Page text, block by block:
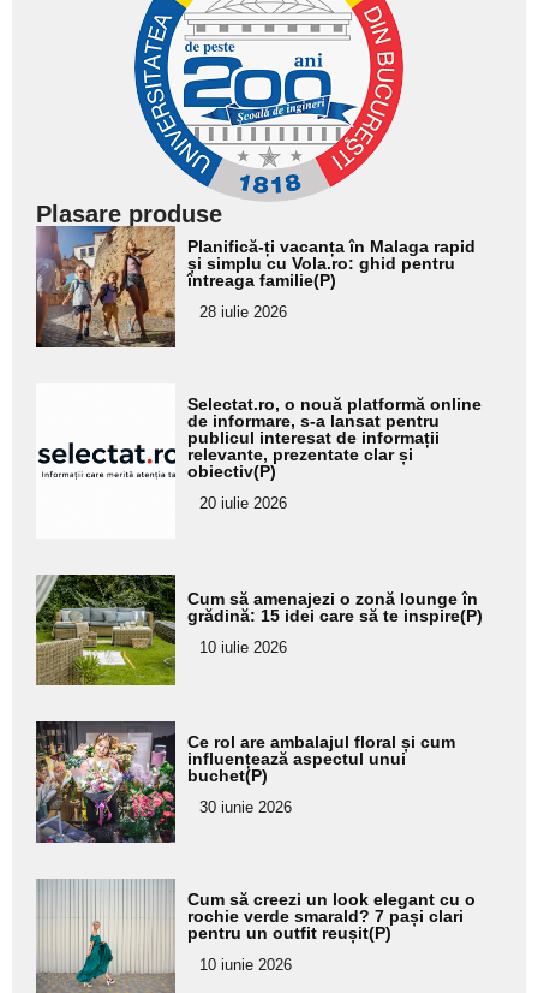
Plasare produse
Adaugă
aici textul
pentru
subtitlu
Planifică-ți vacanța în Malaga rapid
și simplu cu Vola.ro: ghid pentru
întreaga familie(P)
28 iulie 2026
pentru
subtitlu
Selectat.ro, o nouă platformă online
de informare, s-a lansat pentru
publicul interesat de informații
relevante, prezentate clar și
obiectiv(P)
20 iulie 2026
Adaugă
aici textul
pentru
subtitlu
Cum să amenajezi o zonă lounge în
grădină: 15 idei care să te inspire(P)
10 iulie 2026
Adaugă
aici textul
pentru
subtitlu
Ce rol are ambalajul floral și cum
influențează aspectul unui
buchet(P)
30 iunie 2026
Adaugă
aici textul
pentru
subtitlu
Cum să creezi un look elegant cu o
rochie verde smarald? 7 pași clari
pentru un outfit reușit(P)
10 iunie 2026